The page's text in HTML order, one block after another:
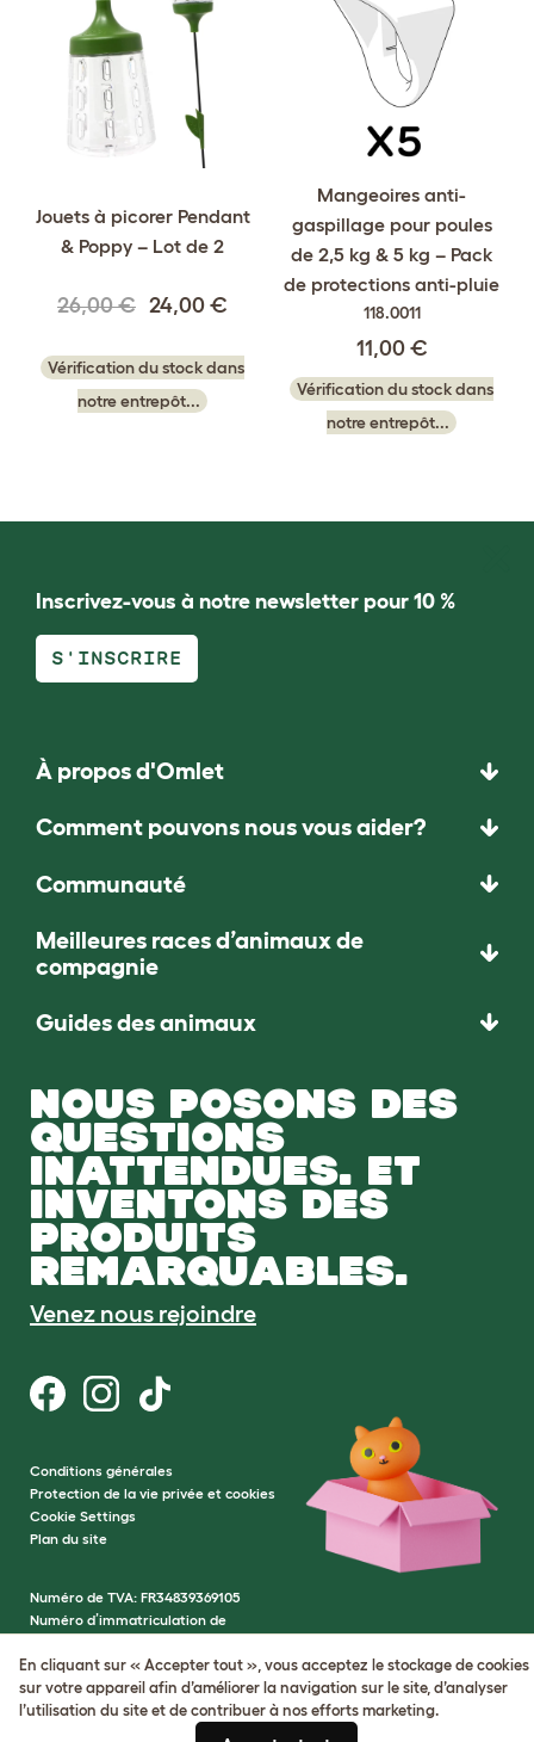
Jouets à picorer Pendant
& Poppy – Lot de 2
26,00 € 24,00 €
Vérification du stock dans
notre entrepôt...
Mangeoires anti-
gaspillage pour poules
de 2,5 kg & 5 kg – Pack
de protections anti-pluie
118.0011
11,00 €
Vérification du stock dans
notre entrepôt...
Inscrivez-vous à notre newsletter pour 10 %
S'INSCRIRE
À propos d'Omlet
Comment pouvons nous vous aider?
Communauté
Meilleures races d’animaux de
compagnie
Guides des animaux
NOUS POSONS DES
QUESTIONS
INATTENDUES. ET
INVENTONS DES
PRODUITS
REMARQUABLES.
Venez nous rejoindre
Conditions générales
Protection de la vie privée et cookies
Cookie Settings
Plan du site
Numéro de TVA: FR34839369105
Numéro d’immatriculation de
© Omlet 2026
En cliquant sur « Accepter tout », vous acceptez le stockage de cookies
sur votre appareil afin d’améliorer la navigation sur le site, d’analyser
l’utilisation du site et de contribuer à nos efforts marketing.